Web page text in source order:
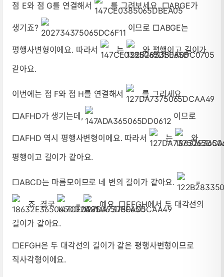
점 E와 점 G를 연결해서 를 그려보세요. □ABGE가
생기죠? 이므로 □ABGE는
평행사변형이에요. 따라서 는
와 평행이고 길이가
같아요.
이번에는 점 F와 점 H를 연결해서 를 그리세요.
□AFHD가 생기는데, 이므로
□AFHD 역시 평행사변형이에요. 따라서 는
와
평행이고 길이가 같아요.
□ABCD는 마름모이므로 네 변의 길이가 같아요. =
죠. 결국 =
예요. □EFGH에서 두 대각선의
길이가 같아요.
□EFGH은 두 대각선의 길이가 같은 평행사변형이므로
직사각형이에요.